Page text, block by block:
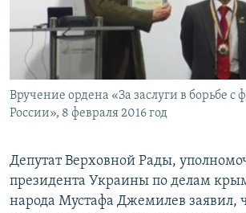
ПОБЕДИТЕЛЕЙ НЕ СУДЯТ?
КРЫМ.НЕПОКОРЕННЫЙ
ELIFBE
УКРАИНСКАЯ ПРОБЛЕМА КРЫМА
ПРИСОЕДИНЯЙТЕСЬ!
Все сайты RFE/RL
Вручение ордена «За заслуги в борьбе с
России», 8 февраля 2016 год
Депутат Верховной Рады,
президента Украины по делам
народа Мустафа Джемилев заявил,